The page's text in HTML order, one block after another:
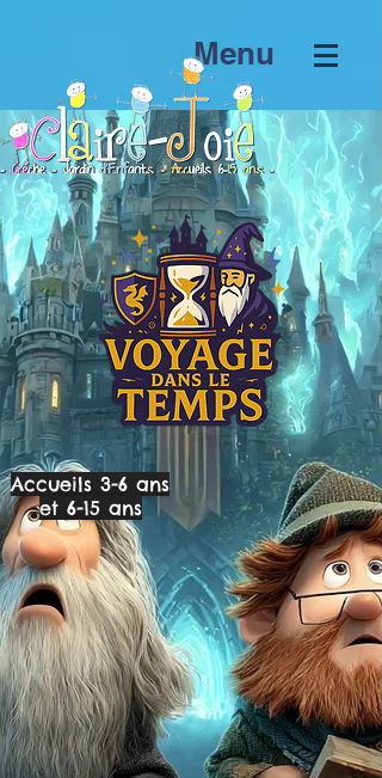
Menu
Accueils 3-6 ans
et 6-15 ans